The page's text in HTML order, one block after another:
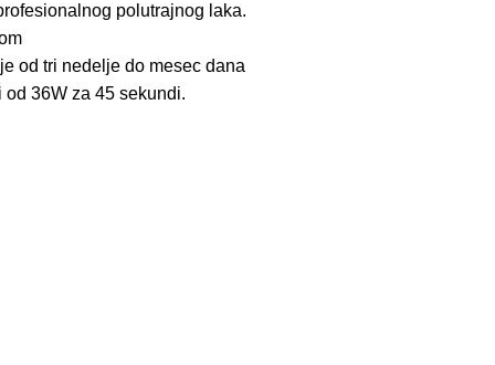
polutrajnog laka.
od tri nedelje do mesec dana
36W za 45 sekundi.